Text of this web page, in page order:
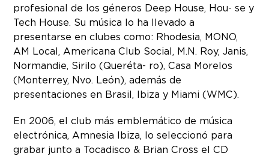
profesional de los géneros Deep House, Hou- se y
Tech House. Su música lo ha llevado a
presentarse en clubes como: Rhodesia, MONO,
AM Local, Americana Club Social, M.N. Roy, Janis,
Normandie, Sirilo (Queréta- ro), Casa Morelos
(Monterrey, Nvo. León), además de
presentaciones en Brasil, Ibiza y Miami (WMC).
En 2006, el club más emblemático de música
electrónica, Amnesia Ibiza, lo seleccionó para
grabar junto a Tocadisco & Brian Cross el CD